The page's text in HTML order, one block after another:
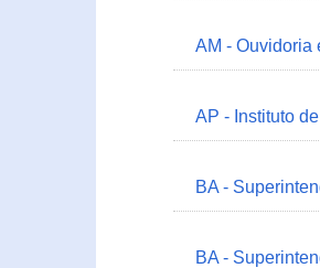
AM - Ouvidoria
AP - Instituto
BA -
BA -